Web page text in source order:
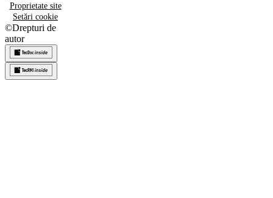
Proprietate site
Setări cookie
©Drepturi de
autor